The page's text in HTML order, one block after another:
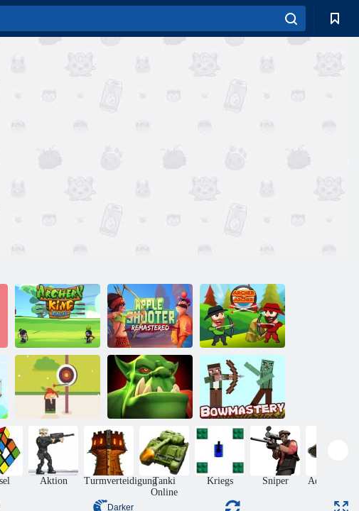
Bogenschütze
König Online
Apple Shooter
remasterte
Bogenschütze
gegen
Bogenschütze
Kleiner
Bogenschütze
Ork Invasion Bowmastery
Aktion TurmverteidigungTanki
Online
Kriegs Sniper Adventures
Darker